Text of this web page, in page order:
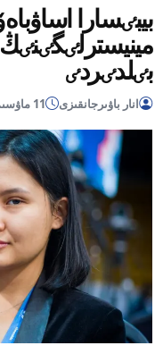
بيبٸسارا
مينيسترلٸگٸنٸڭ
بٸلدٸردٸ
انار باۋىرجانقىزى 11 ماۋسىم, 2026, 14:52